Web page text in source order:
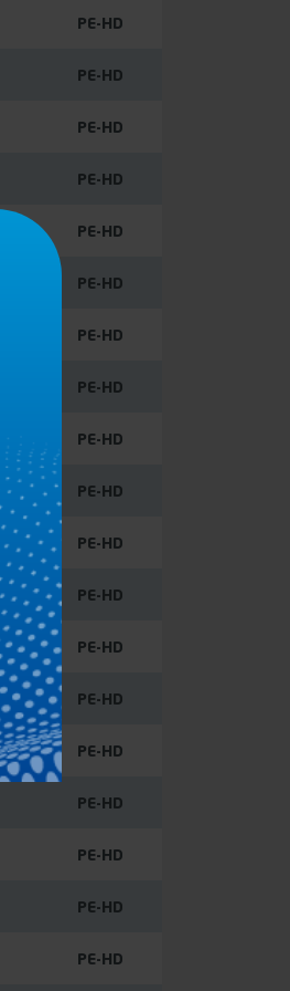
PE-HD
PE-HD
PE-HD
PE-HD
PE-HD
PE-HD
PE-HD
PE-HD
PE-HD
PE-HD
PE-HD
PE-HD
PE-HD
PE-HD
PE-HD
PE-HD
PE-HD
PE-HD
PE-HD